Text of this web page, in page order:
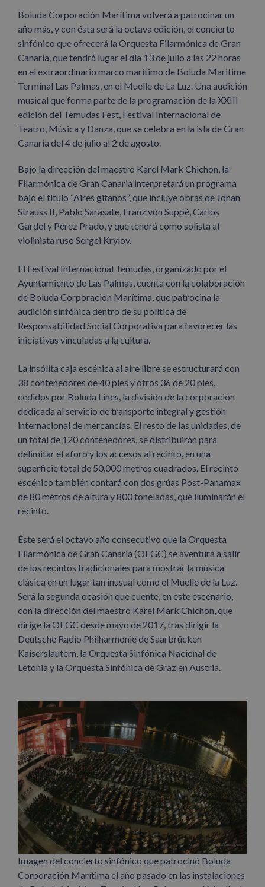
Boluda Corporación Marítima volverá a patrocinar un
año más, y con ésta será la octava edición, el concierto
sinfónico que ofrecerá la Orquesta Filarmónica de Gran
Canaria, que tendrá lugar el día 13 de julio a las 22 horas
en el extraordinario marco marítimo de Boluda Maritime
Terminal Las Palmas, en el Muelle de La Luz. Una audición
musical que forma parte de la programación de la XXIII
edición del Temudas Fest, Festival Internacional de
Teatro, Música y Danza, que se celebra en la isla de Gran
Canaria del 4 de julio al 2 de agosto.
Bajo la dirección del maestro Karel Mark Chichon, la
Filarmónica de Gran Canaria interpretará un programa
bajo el título “Aires gitanos”, que incluye obras de Johan
Strauss II, Pablo Sarasate, Franz von Suppé, Carlos
Gardel y Pérez Prado, y que tendrá como solista al
violinista ruso Sergei Krylov.
El Festival Internacional Temudas, organizado por el
Ayuntamiento de Las Palmas, cuenta con la colaboración
de Boluda Corporación Marítima, que patrocina la
audición sinfónica dentro de su política de
Responsabilidad Social Corporativa para favorecer las
iniciativas vinculadas a la cultura.
La insólita caja escénica al aire libre se estructurará con
38 contenedores de 40 pies y otros 36 de 20 pies,
cedidos por Boluda Lines, la división de la corporación
dedicada al servicio de transporte integral y gestión
internacional de mercancías. El resto de las unidades, de
un total de 120 contenedores, se distribuirán para
delimitar el aforo y los accesos al recinto, en una
superficie total de 50.000 metros cuadrados. El recinto
escénico también contará con dos grúas Post-Panamax
de 80 metros de altura y 800 toneladas, que iluminarán el
recinto.
Éste será el octavo año consecutivo que la Orquesta
Filarmónica de Gran Canaria (OFGC) se aventura a salir
de los recintos tradicionales para mostrar la música
clásica en un lugar tan inusual como el Muelle de la Luz.
Será la segunda ocasión que cuente, en este escenario,
con la dirección del maestro Karel Mark Chichon, que
dirige la OFGC desde mayo de 2017, tras dirigir la
Deutsche Radio Philharmonie de Saarbrücken
Kaiserslautern, la Orquesta Sinfónica Nacional de
Letonia y la Orquesta Sinfónica de Graz en Austria.
Imagen del concierto sinfónico que patrocinó Boluda
Corporación Marítima el año pasado en las instalaciones